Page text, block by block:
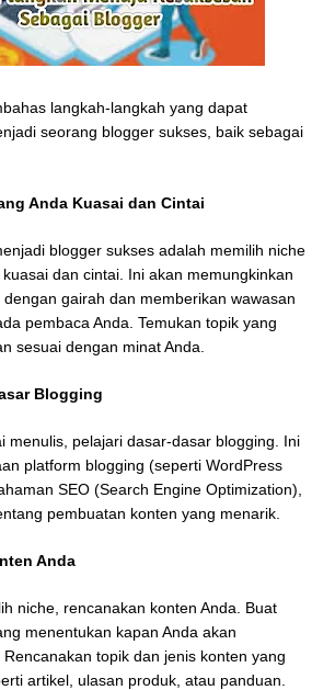
langkah-langkah yang dapat
seorang blogger sukses, baik sebagai
Anda Kuasai dan Cintai
blogger sukses adalah memilih niche
dan cintai. Ini akan memungkinkan
gairah dan memberikan wawasan
pembaca Anda. Temukan topik yang
sesuai dengan minat Anda.
Blogging
menulis, pelajari dasar-dasar blogging. Ini
platform blogging (seperti WordPress
SEO (Search Engine Optimization),
pembuatan konten yang menarik.
Anda
niche, rencanakan konten Anda. Buat
menentukan kapan Anda akan
topik dan jenis konten yang
artikel, ulasan produk, atau panduan.